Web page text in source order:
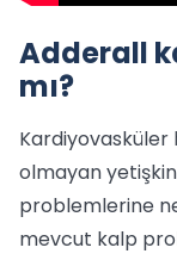
Adderall
mı?
Kardiyovasküler
olmayan
problemlerine
mevcut kalp